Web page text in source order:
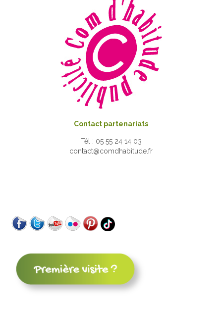
Contact partenariats
Tél : 05 55 24 14 03
contact@comdhabitude.fr